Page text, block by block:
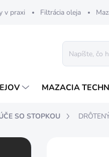
v praxi Filtrácia oleja
MAZACIA
SO STOPKOU